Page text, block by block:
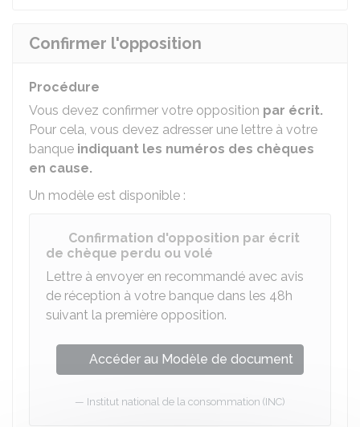
Confirmer l'opposition
Procédure
Vous devez confirmer votre opposition par écrit.
Pour cela, vous devez adresser une lettre à votre
banque indiquant les numéros des chèques
en cause.
Un modèle est disponible :
Confirmation d'opposition par écrit
de chèque perdu ou volé
Lettre à envoyer en recommandé avec avis
de réception à votre banque dans les 48h
suivant la première opposition.
Accéder au Modèle de document
Institut national de la consommation (INC)